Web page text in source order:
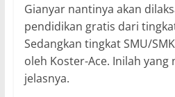
Gianyar nantinya akan
pendidikan gratis dari
Sedangkan tingkat SMU/
oleh Koster-Ace. Inilah yang
jelasnya.